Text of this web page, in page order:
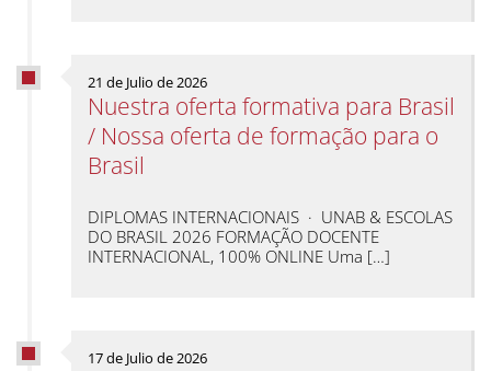
21 de Julio de 2026
Nuestra oferta formativa para Brasil
/ Nossa oferta de formação para o
Brasil
DIPLOMAS INTERNACIONAIS · UNAB & ESCOLAS
DO BRASIL 2026 FORMAÇÃO DOCENTE
INTERNACIONAL, 100% ONLINE Uma […]
17 de Julio de 2026